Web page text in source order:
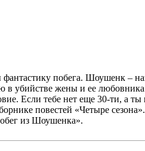
побега. Шоушенк –
убийстве жены и ее
Если тебе нет еще 30-ти, а
повестей «Четыре
из Шоушенка».